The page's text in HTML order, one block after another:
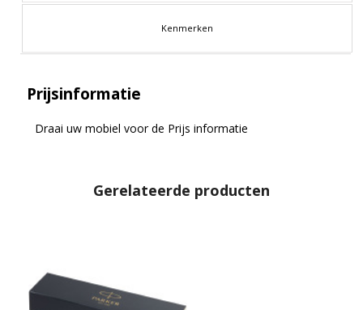
Kenmerken
Prijsinformatie
Draai uw mobiel voor de Prijs informatie
Gerelateerde producten